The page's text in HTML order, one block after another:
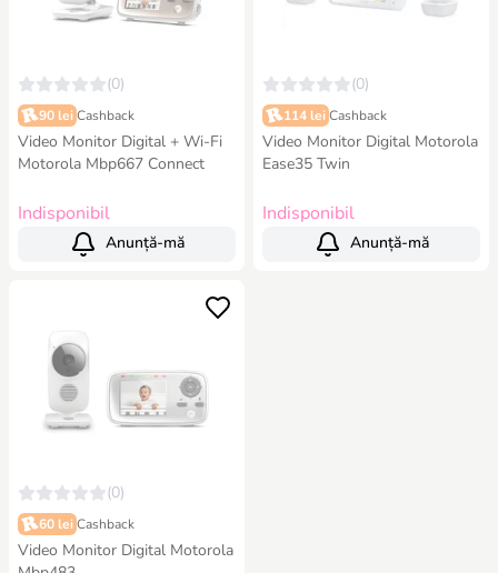
(0)
90 lei Cashback
Video Monitor Digital + Wi-Fi
Motorola Mbp667 Connect
Indisponibil
Anunță-mă
(0)
114 lei Cashback
Video Monitor Digital Motorola
Ease35 Twin
Indisponibil
Anunță-mă
(0)
60 lei Cashback
Video Monitor Digital Motorola